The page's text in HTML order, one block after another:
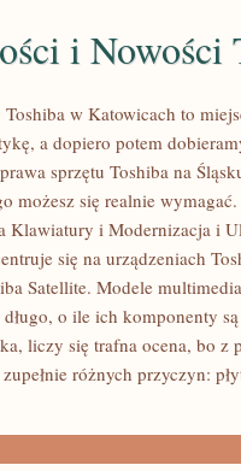
i Nowości
Toshiba w Katowicach to
a dopiero potem
sprzętu Toshiba na
możesz się realnie
Klawiatury i Modernizacja i
się na urządzeniach
Satellite. Modele
długo, o ile ich komponenty
liczy się trafna ocena, bo z
różnych przyczyn: